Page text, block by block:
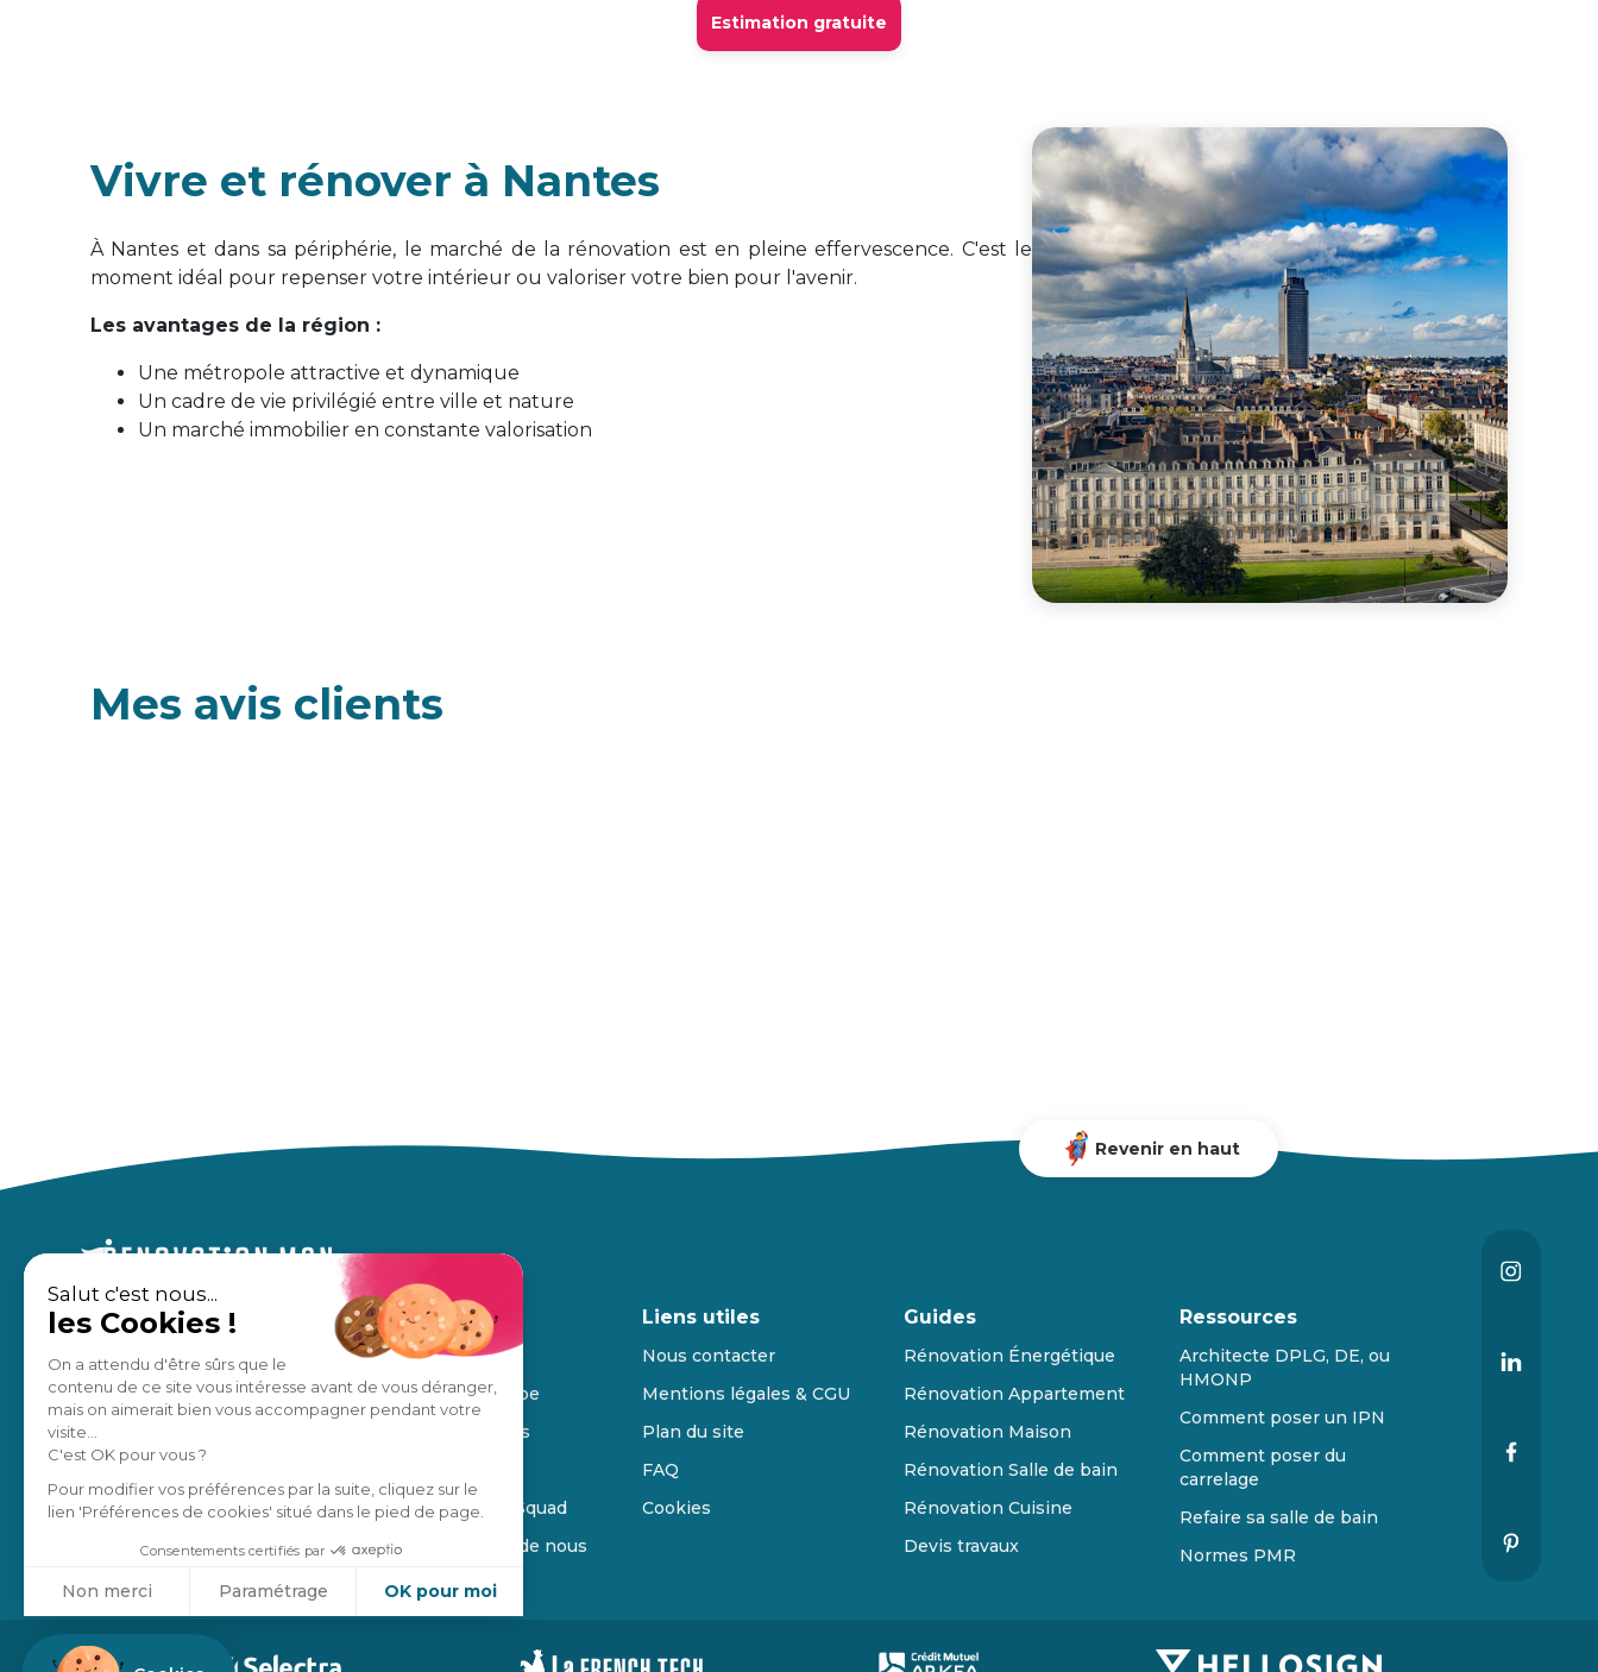
Salut c'est nous...
les Cookies !
On a attendu d'être sûrs que le
contenu de ce site vous intéresse avant de vous déranger,
mais on aimerait bien vous accompagner pendant votre
visite...
C'est OK pour vous ?
Pour modifier vos préférences par la suite, cliquez sur le
lien 'Préférences de cookies' situé dans le pied de page.
Consentements certifiés par
Non merci Paramétrage OK pour moi
Estimation gratuite
Vivre et rénover à Nantes
À Nantes et dans sa périphérie, le marché de la rénovation est en pleine effervescence. C'est le
moment idéal pour repenser votre intérieur ou valoriser votre bien pour l'avenir.
Les avantages de la région :
Une métropole attractive et dynamique
Un cadre de vie privilégié entre ville et nature
Un marché immobilier en constante valorisation
Mes avis clients
Revenir en haut
Un accompagnement sur mesure,
pour des travaux en toute sérénité.
Estimation gratuite
À propos
Nos avis
Notre équipe
Nos régions
Blog de la Squad
Ils parlent de nous
Liens utiles
Nous contacter
Mentions légales & CGU
Plan du site
FAQ
Cookies
Guides
Rénovation Énergétique
Rénovation Appartement
Rénovation Maison
Rénovation Salle de bain
Rénovation Cuisine
Devis travaux
Ressources
Architecte DPLG, DE, ou
HMONP
Comment poser un IPN
Comment poser du
carrelage
Refaire sa salle de bain
Normes PMR